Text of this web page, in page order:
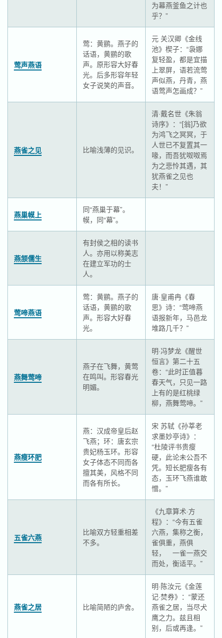
为幕燕釜鱼之计也
乎？”
莺声燕语
莺：黄鹂。燕子的
话语，黄鹂的歌
声。原形容大好春
光。后多形容年轻
女子说笑的声音。
元 关汉卿《金线
池》楔子：“袅娜
复轻盈，都是宜描
上翠屏，语若流莺
声似燕，丹青，燕
语莺声怎画成？”
燕雀之见 比喻浅薄的见识。
清·戴名世《朱翁
诗序》：“[翁]乃欲
为鸿飞之冥冥，于
人世已不复置其一
喙，而吾犹呶呶焉
为之悲怜其遇，其
犹燕雀之见也
夫！”
燕巢幙上
同“燕巢于幕”。
幙，同“幕”。
燕颔儒生
有封侯之相的读书
人。亦用以称美志
在建立军功的士
人。
莺啼燕语
莺：黄鹂。燕子的
话语，黄鹂的歌
声。形容大好春
光。
唐·皇甫冉《春
思》诗：“莺啼燕
语报新年，马邑龙
堆路几千？”
燕舞莺啼
燕子在飞舞，黄莺
在鸣叫。形容春光
明媚。
明·冯梦龙《醒世
恒言》第二十五
卷：“此时正值暮
春天气，只见一路
上有的是红桃绿
柳，燕舞莺啼。”
燕瘦环肥
燕：汉成帝皇后赵
飞燕；环：唐玄宗
贵妃杨玉环。形容
女子体态不同而各
擅其美，风格不同
而各有所长。
宋 苏轼《孙莘老
求墨妙亭诗》：
“杜陵评书贵瘦
硬，此论未公吾不
凭。短长肥瘦各有
态，玉环飞燕谁敢
憎。”
五雀六燕
比喻双方轻重相差
不多。
《九章算术·方
程》：“今有五雀
六燕，集称之衡，
雀俱重，燕俱
轻， 一雀一燕交
而处，衡适平。”
燕雀之居 比喻简陋的庐舍。
明·陈汝元《金莲
记·焚券》：“蒙还
燕雀之居，当尽犬
鹰之力。兹且相
别，后或再逢。”